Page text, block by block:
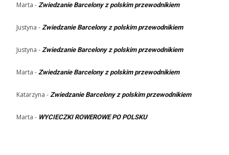
Marta - Zwiedzanie Barcelony z polskim przewodnikiem
Justyna - Zwiedzanie Barcelony z polskim przewodnikiem
Justyna - Zwiedzanie Barcelony z polskim przewodnikiem
Marta - Zwiedzanie Barcelony z polskim przewodnikiem
Katarzyna - Zwiedzanie Barcelony z polskim przewodnikiem
Marta - WYCIECZKI ROWEROWE PO POLSKU